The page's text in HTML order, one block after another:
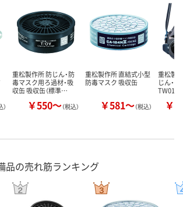
）
重松製作所 防じん・防
毒マスク用ろ過材・吸
収缶 吸収缶（標準…
￥550～（税込）
重松製作所 直結式小型
防毒マスク 吸収缶
￥581～（税込）
重松製
じん・
TW01SC
￥
品の売れ筋ランキング